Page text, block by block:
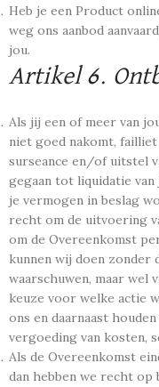
Heb je een Product
weg ons aanbod
jou.
Artikel 6.
Als jij een of meer van
niet goed nakomt,
surseance en/of uitstel
gegaan tot liquidatie van
je vermogen in beslag
recht om de uitvoering
om de Overeenkomst
kunnen wij doen zonder
waarschuwen, maar wel
keuze voor welke actie
ons en daarnaast
vergoeding van kosten,
Als de Overeenkomst
dan hebben we recht op